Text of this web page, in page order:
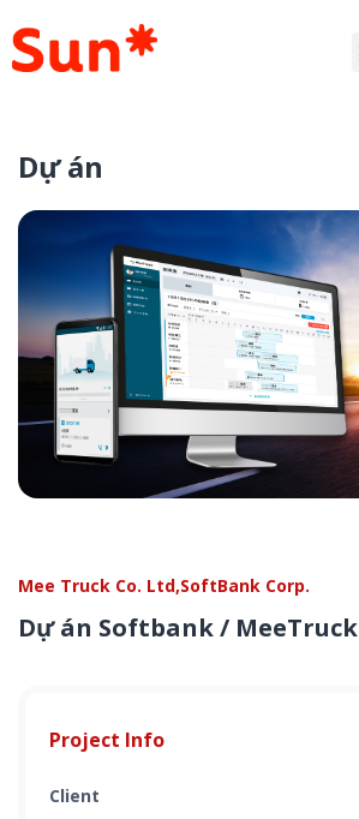
Dự án
Mee Truck Co. Ltd,SoftBank Corp.
Dự án Softbank / MeeTruck
Project Info
Client